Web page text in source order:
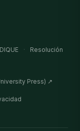
·
Resolución
Press) ↗